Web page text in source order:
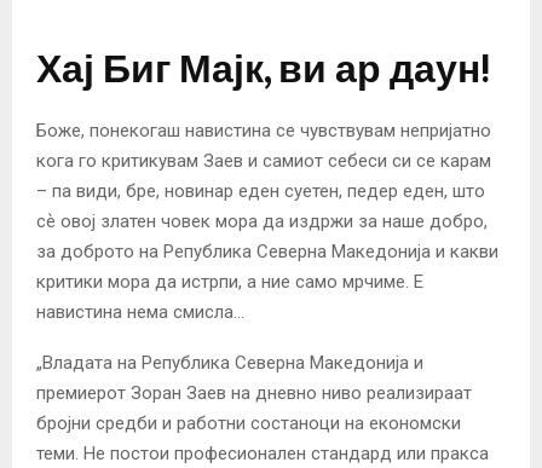
Хај Биг Мајк, ви ар даун!
Боже, понекогаш навистина се чувствувам непријатно
кога го критикувам Заев и самиот себеси си се карам
– па види, бре, новинар еден суетен, педер еден, што
сѐ овој златен човек мора да издржи за наше добро,
за доброто на Република Северна Македонија и какви
критики мора да истрпи, а ние само мрчиме. Е
навистина нема смисла…
„Владата на Република Северна Македонија и
премиерот Зоран Заев на дневно ниво реализираат
бројни средби и работни состаноци на економски
теми. Не постои професионален стандард или пракса